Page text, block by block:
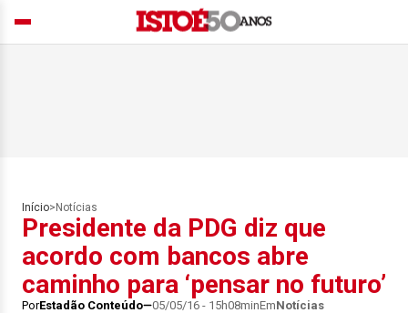
Início> Notícias
Presidente da PDG diz que
acordo com bancos abre
caminho para ‘pensar no futuro’
PorEstadão Conteúdo 05/05/16 - 15h08minEmNotícias